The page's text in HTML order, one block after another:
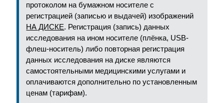
протоколом на бумажном носителе с
регистрацией (записью и выдачей) изображений
НА ДИСКЕ. Регистрация (запись) данных
исследования на ином носителе (плёнка, USB-
флеш-носитель) либо повторная регистрация
данных исследования на диске являются
самостоятельными медицинскими услугами и
оплачиваются дополнительно по установленным
ценам (тарифам).